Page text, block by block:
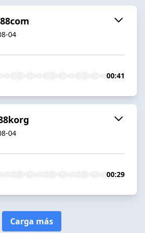
04
00:41
04
00:29
Carga más